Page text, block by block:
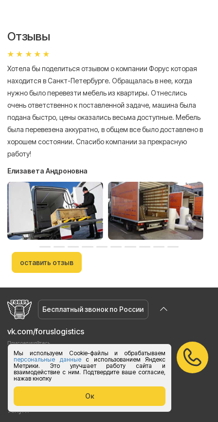
Мы используем Cookie-файлы и обрабатываем
персональные данныес использованием Яндекс
Метрики. Это улучшает работу сайта и
взаимодействие с ним. Подтвердите ваше согласие,
нажав кнопку
Ок
Отзывы
Хотела бы поделиться отзывом о компании Форус которая
находится в Санкт-Петербурге. Обращалась в нее, когда
нужно было перевезти мебель из квартиры. Отнеслись
очень ответственно к поставленной задаче, машина была
подана быстро, цены оказались весьма доступные. Мебель
была перевезена аккуратно, в общем все было доставлено в
хорошем состоянии. Спасибо компании за прекрасную
работу!
Елизавета Андроновна
оставить отзыв
Бесплатный звонок по России
vk.com/foruslogistics
Присоединяйтесь
zakaz@foruslogistics.ru
Пишите по всем вопросаи
8 800 250 20 07
Услуги